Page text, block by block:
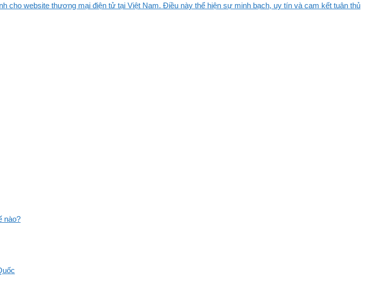
cho website thương mại điện tử tại Việt Nam. Điều này thể hiện sự minh bạch, uy tín và cam kết tuân thủ
nào?